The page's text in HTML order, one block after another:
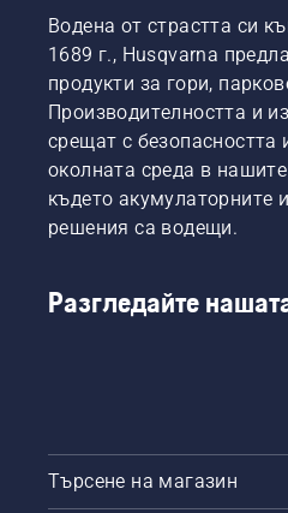
Водена от страстта си
1689 г., Husqvarna
продукти за гори,
Производителността и
срещат с безопасността
околната среда в
където акумулаторните
решения са водещи.
Разгледайте
Търсене на магазин